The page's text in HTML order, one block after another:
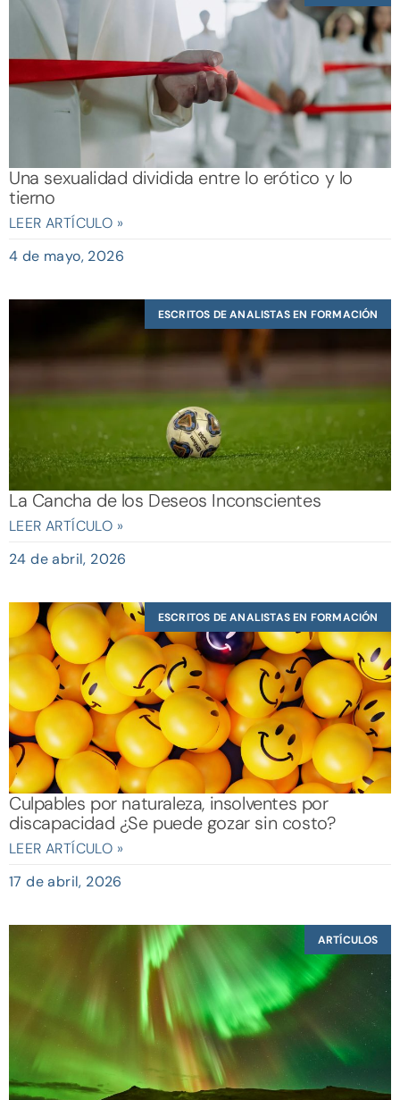
Una sexualidad dividida entre lo erótico y lo
tierno
LEER ARTÍCULO »
4 de mayo, 2026
ESCRITOS DE ANALISTAS EN FORMACIÓN
La Cancha de los Deseos Inconscientes
LEER ARTÍCULO »
24 de abril, 2026
ESCRITOS DE ANALISTAS EN FORMACIÓN
Culpables por naturaleza, insolventes por
discapacidad ¿Se puede gozar sin costo?
LEER ARTÍCULO »
17 de abril, 2026
ARTÍCULOS